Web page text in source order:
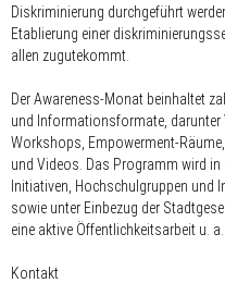
Diskriminierung durchgeführt
Etablierung einer
allen zugutekommt.
Der Awareness-Monat beinhaltet
und Informationsformate,
Workshops, Empowerment-
und Videos. Das Programm wird
Initiativen, Hochschulgruppen und
sowie unter Einbezug der
eine aktive Öffentlichkeitsarbeit u.
Kontakt